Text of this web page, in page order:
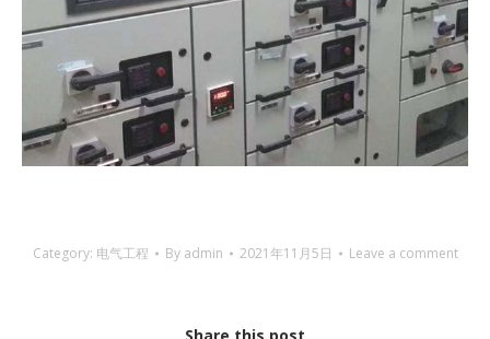
Category: 电气工程 By admin 2021年11月5日 Leave a comment